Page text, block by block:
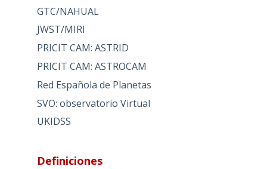
GTC/NAHUAL
JWST/MIRI
PRICIT CAM: ASTRID
PRICIT CAM: ASTROCAM
Red Española de Planetas
SVO: observatorio Virtual
UKIDSS
Definiciones